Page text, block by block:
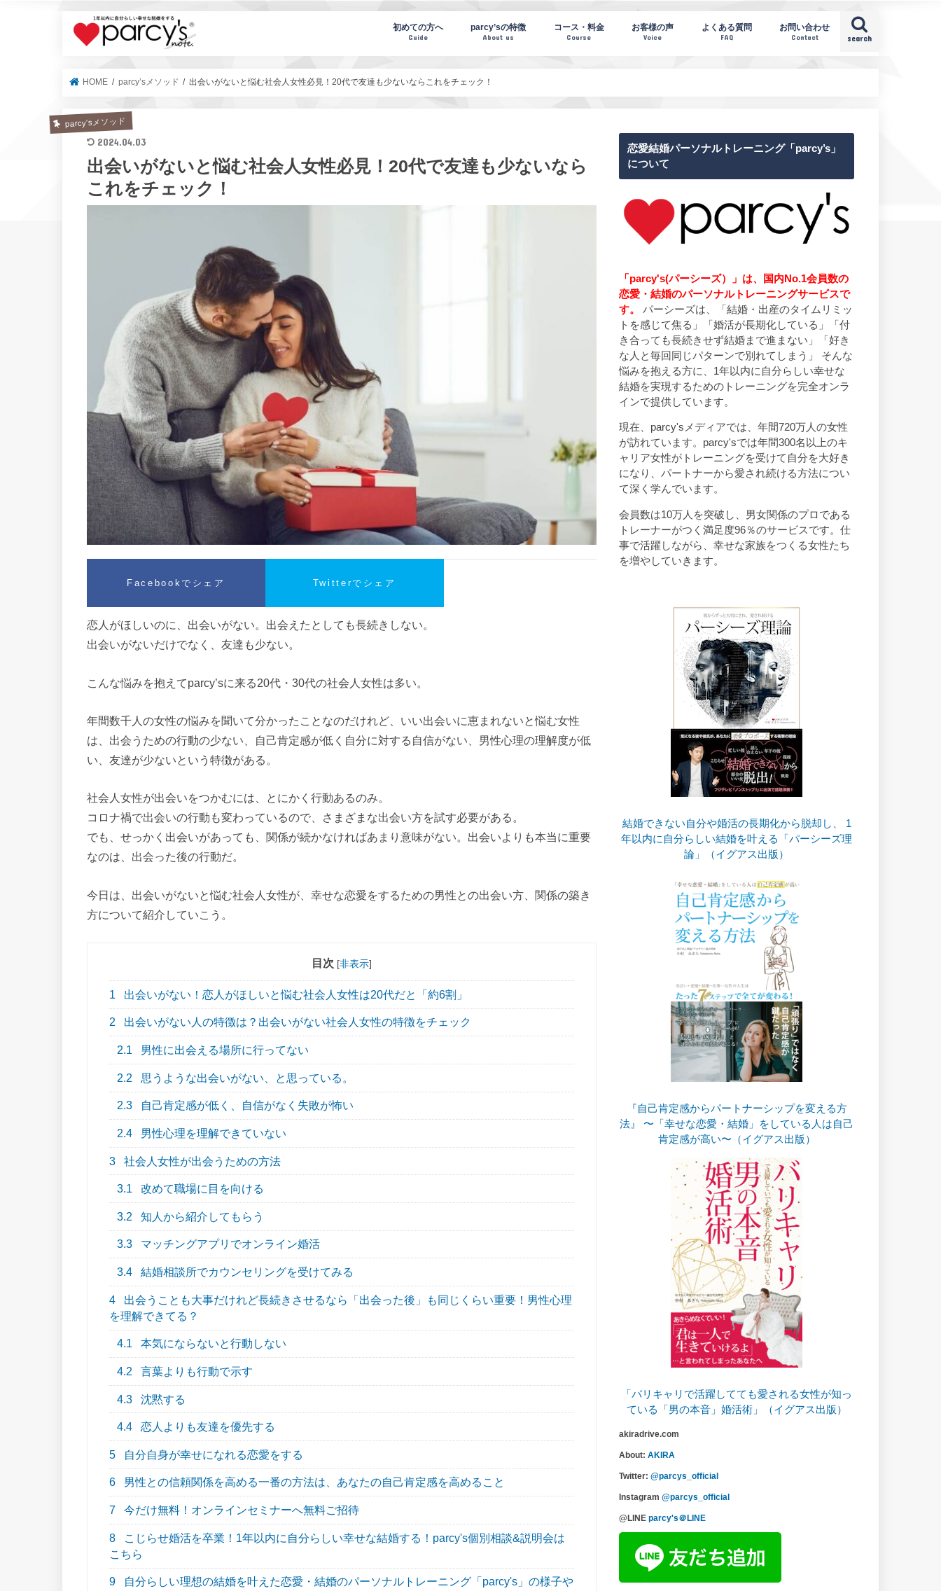
parcy's note(パーシーズノート) search
初めての方へ
Guide
parcy’sの特徴
About us
コース・料金
Course
お客様の声
Voice
よくある質問
FAQ
お問い合わせ
Contact
HOME parcy’sメソッド 出会いがないと悩む社会人女性必見！20代で友達も少ないならこれをチェック！
parcy’sメソッド
2024.04.03
出会いがないと悩む社会人女性必見！20代で友達も少ないなら
これをチェック！
Facebookでシェア Twitterでシェア
恋人がほしいのに、出会いがない。出会えたとしても長続きしない。
出会いがないだけでなく、友達も少ない。
こんな悩みを抱えてparcy’sに来る20代・30代の社会人女性は多い。
年間数千人の女性の悩みを聞いて分かったことなのだけれど、いい出会いに恵まれないと悩む女性
は、出会うための行動の少ない、自己肯定感が低く自分に対する自信がない、男性心理の理解度が低
い、友達が少ないという特徴がある。
社会人女性が出会いをつかむには、とにかく行動あるのみ。
コロナ禍で出会いの行動も変わっているので、さまざまな出会い方を試す必要がある。
でも、せっかく出会いがあっても、関係が続かなければあまり意味がない。出会いよりも本当に重要
なのは、出会った後の行動だ。
今日は、出会いがないと悩む社会人女性が、幸せな恋愛をするための男性との出会い方、関係の築き
方について紹介していこう。
目次 [非表示]
1 出会いがない！恋人がほしいと悩む社会人女性は20代だと「約6割」
2 出会いがない人の特徴は？出会いがない社会人女性の特徴をチェック
2.1 男性に出会える場所に行ってない
2.2 思うような出会いがない、と思っている。
2.3 自己肯定感が低く、自信がなく失敗が怖い
2.4 男性心理を理解できていない
3 社会人女性が出会うための方法
3.1 改めて職場に目を向ける
3.2 知人から紹介してもらう
3.3 マッチングアプリでオンライン婚活
3.4 結婚相談所でカウンセリングを受けてみる
4
出会うことも大事だけれど長続きさせるなら「出会った後」も同じくらい重要！男性心理
を理解できてる？
4.1 本気にならないと行動しない
4.2 言葉よりも行動で示す
4.3 沈黙する
4.4 恋人よりも友達を優先する
5 自分自身が幸せになれる恋愛をする
6 男性との信頼関係を高める一番の方法は、あなたの自己肯定感を高めること
7 今だけ無料！オンラインセミナーへ無料ご招待
8
こじらせ婚活を卒業！1年以内に自分らしい幸せな結婚する！parcy's個別相談&説明会は
こちら
9
自分らしい理想の結婚を叶えた恋愛・結婚のパーソナルトレーニング「parcy's」の様子や
恋愛結婚パーソナルトレーニング「parcy’s」
について
「parcy's(パーシーズ）」は、国内No.1会員数の
恋愛・結婚のパーソナルトレーニングサービスで
す。
パーシーズは、「結婚・出産のタイムリミッ
トを感じて焦る」「婚活が長期化している」「付
き合っても長続きせず結婚まで進まない」「好き
な人と毎回同じパターンで別れてしまう」 そんな
悩みを抱える方に、1年以内に自分らしい幸せな
結婚を実現するためのトレーニングを完全オンラ
インで提供しています。
現在、parcy'sメディアでは、年間720万人の女性
が訪れています。parcy'sでは年間300名以上のキ
ャリア女性がトレーニングを受けて自分を大好き
になり、パートナーから愛され続ける方法につい
て深く学んでいます。
会員数は10万人を突破し、男女関係のプロである
トレーナーがつく満足度96％のサービスです。仕
事で活躍しながら、幸せな家族をつくる女性たち
を増やしていきます。
結婚できない自分や婚活の長期化から脱却し、 1
年以内に自分らしい結婚を叶える「パーシーズ理
論」（イグアス出版）
『自己肯定感からパートナーシップを変える方
法』 〜「幸せな恋愛・結婚」をしている人は自己
肯定感が高い〜（イグアス出版）
「バリキャリで活躍してても愛される女性が知っ
ている「男の本音」婚活術」（イグアス出版）
akiradrive.com
About: AKIRA
Twitter: @parcys_official
Instagram @parcys_official
@LINE parcy's＠LINE